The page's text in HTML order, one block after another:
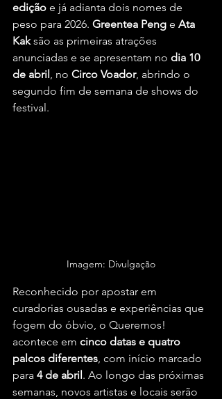
edição e já adianta dois nomes de
peso para 2026. Greentea Peng e Ata
Kak são as primeiras atrações
anunciadas e se apresentam no dia 10
de abril, no Circo Voador, abrindo o
segundo fim de semana de shows do
festival.
Imagem: Divulgação
Reconhecido por apostar em
curadorias ousadas e experiências que
fogem do óbvio, o Queremos!
acontece em cinco datas e quatro
palcos diferentes, com início marcado
para 4 de abril. Ao longo das próximas
semanas, novos artistas e locais serão